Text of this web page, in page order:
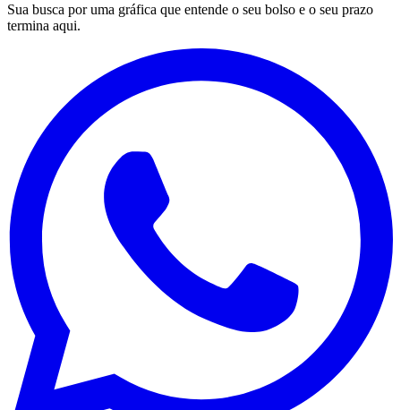
Sua busca por uma gráfica que entende o seu bolso e o seu prazo
termina aqui.